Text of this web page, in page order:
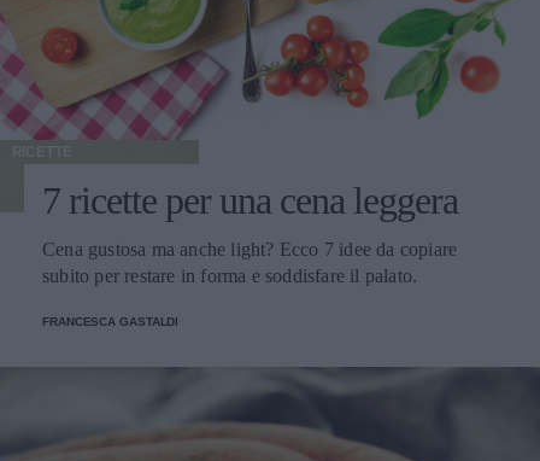
RICETTE
7 ricette per una cena leggera
Cena gustosa ma anche light? Ecco 7 idee da copiare
subito per restare in forma e soddisfare il palato.
FRANCESCA GASTALDI